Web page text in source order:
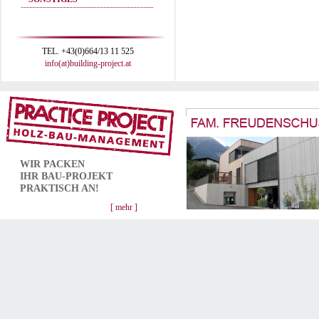
TEL. +43(0)664/13 11 525
info(at)building-project.at
WIR PACKEN
IHR BAU-PROJEKT
PRAKTISCH AN!
[ mehr ]